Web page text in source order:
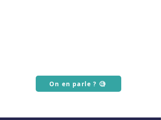
On en parle ? 🧐